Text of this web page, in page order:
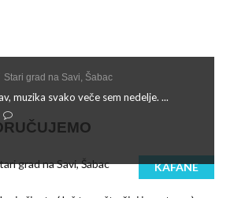
KAFANE
Stari grad na Savi, Šabac
muzika svako veče sem nedelje. ...